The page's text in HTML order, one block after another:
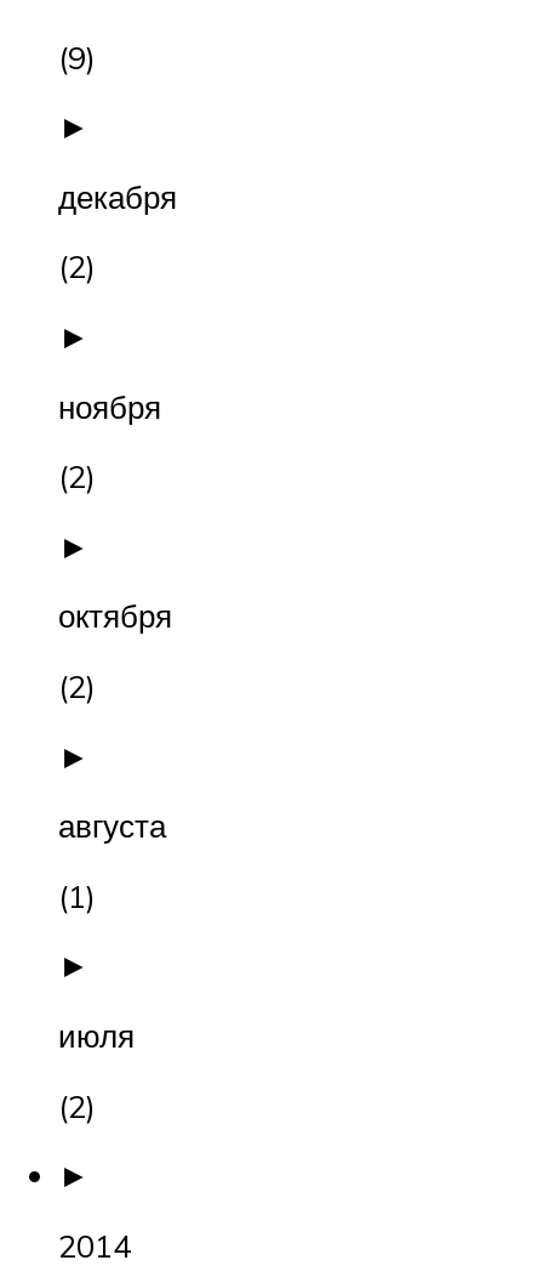
(9)
►
декабря
(2)
►
ноября
(2)
►
октября
(2)
►
августа
(1)
►
июля
(2)
►
2014